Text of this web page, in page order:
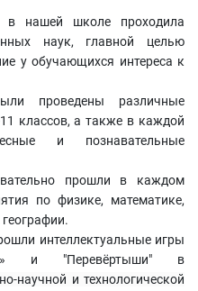
нашей школе проходила
наук, главной целью
у обучающихся интереса к
проведены различные
классов, а также в каждой
и познавательные
прошли в каждом
по физике, математике,
интеллектуальные игры
и "Перевёртыши" в
научной и технологической